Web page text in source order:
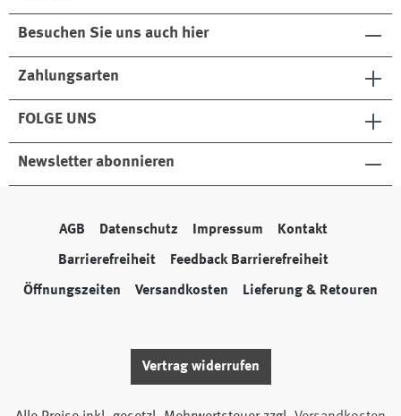
Besuchen Sie uns auch hier
Zahlungsarten
FOLGE UNS
Newsletter abonnieren
AGB Datenschutz Impressum Kontakt
Barrierefreiheit Feedback Barrierefreiheit
Öffnungszeiten Versandkosten Lieferung & Retouren
Vertrag widerrufen